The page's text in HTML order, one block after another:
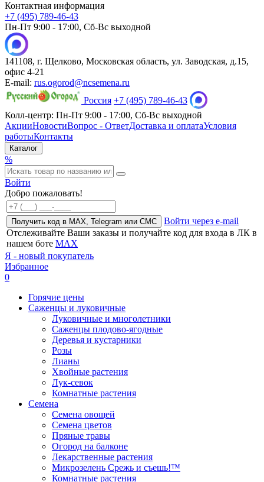
Контактная информация
+7 (495) 789-46-43
Пн-Пт 9:00 - 17:00, Сб-Вс выходной
141108, г. Щелково, Московская область, ул. Заводская, д.15,
офис 4-21
E-mail: rus.ogorod@ncsemena.ru
Россия +7 (495) 789-46-43
Колл-центр: Пн-Пт 9:00 - 17:00, Сб-Вс выходной
АкцииНовостиВопрос - ОтветДоставка и оплатаУсловия
работыКонтакты
Каталог
%
Войти
Добро пожаловать!
Получить код в MAX, Telegram или СМС
Войти через e-mail
Отслеживайте Ваши заказы и получайте код для входа в ЛК в
нашем боте MAX
Я - новый покупатель
Избранное
0
Горячие цены
Саженцы и луковичные
Луковичные и многолетники
Саженцы плодово-ягодные
Деревья и кустарники
Розы
Лианы
Хвойные растения
Лук-севок
Комнатные растения
Семена
Семена овощей
Семена цветов
Пряные травы
Огород на балконе
Лекарственные растения
Микрозелень Срежь и съешь!™
Комнатные растения